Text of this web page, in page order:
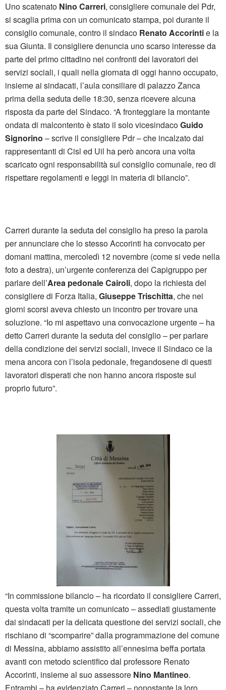
Uno scatenato Nino Carreri, consigliere comunale del Pdr,
si scaglia prima con un comunicato stampa, poi durante il
consiglio comunale, contro il sindaco Renato Accorintie la
sua Giunta. Il consigliere denuncia uno scarso interesse da
parte del primo cittadino nei confronti dei lavoratori dei
servizi sociali, i quali nella giornata di oggi hanno occupato,
insieme ai sindacati, l’aula consiliare di palazzo Zanca
prima della seduta delle 18:30, senza ricevere alcuna
risposta da parte del Sindaco. “A fronteggiare la montante
ondata di malcontento è stato il solo vicesindacoGuido
Signorino – scrive il consigliere Pdr – che incalzato dai
rappresentanti di Cisl ed Uil ha però ancora una volta
scaricato ogni responsabilità sul consiglio comunale, reo di
rispettare regolamenti e leggi in materia di bilancio”.
Carreri durante la seduta del consiglio ha preso la parola
per annunciare che lo stesso Accorinti ha convocato per
domani mattina, mercoledì 12 novembre (come si vede nella
foto a destra), un’urgente conferenza dei Capigruppo per
parlare dell’Area pedonale Cairoli, dopo la richiesta del
consigliere di Forza Italia, Giuseppe Trischitta, che nei
giorni scorsi aveva chiesto un incontro per trovare una
soluzione. “Io mi aspettavo una convocazione urgente – ha
detto Carreri durante la seduta del consiglio – per parlare
della condizione dei servizi sociali, invece il Sindaco ce la
mena ancora con l’isola pedonale, fregandosene di questi
lavoratori disperati che non hanno ancora risposte sul
proprio futuro”.
“In commissione bilancio – ha ricordato il consigliere Carreri,
questa volta tramite un comunicato – assediati giustamente
dai sindacati per la delicata questione dei servizi sociali, che
rischiano di “scomparire” dalla programmazione del comune
di Messina, abbiamo assistito all’ennesima beffa portata
avanti con metodo scientifico dal professore Renato
Accorinti, insieme al suo assessore Nino Mantineo.